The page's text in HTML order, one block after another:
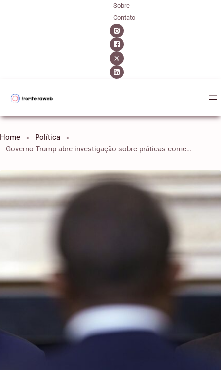
Sobre
Contato
Home
Política
Governo Trump abre investigação sobre práticas comerciais do Brasil